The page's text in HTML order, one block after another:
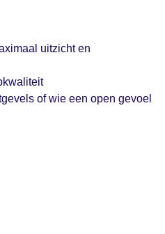
uitzicht en
of wie een open gevoel